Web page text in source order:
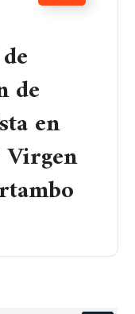
de
en
Virgen